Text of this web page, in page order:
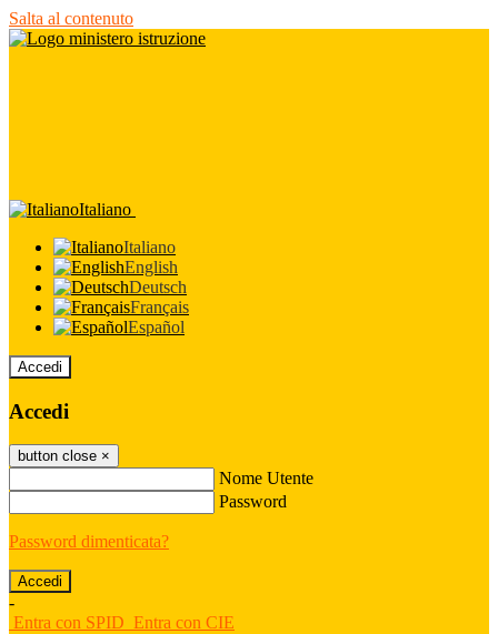
Salta al contenuto
Italiano
Italiano
English
Deutsch
Français
Español
Accedi
Accedi
button close ×
Nome Utente
Password
Password dimenticata?
-
Entra con SPID Entra con CIE